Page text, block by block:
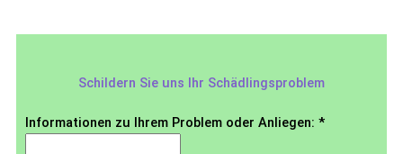
Schildern Sie uns Ihr Schädlingsproblem
Informationen zu Ihrem Problem oder Anliegen: *